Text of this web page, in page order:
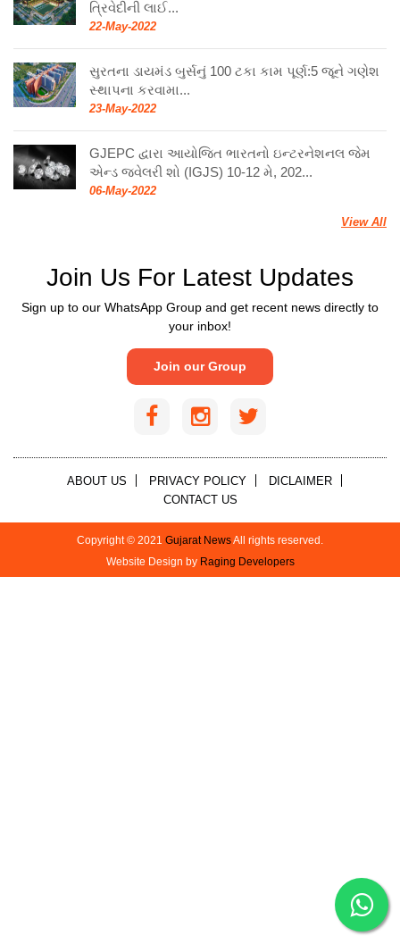
ત્રિવેદીની લાઈ...
22-May-2022
સુરતના ડાયમંડ બુર્સનું 100 ટકા કામ પૂર્ણ:5 જૂને ગણેશ
સ્થાપના કરવામા...
23-May-2022
GJEPC દ્વારા આયોજિત ભારતનો ઇન્ટરનેશનલ જેમ
એન્ડ જ્વેલરી શો (IGJS) 10-12 મે, 202...
06-May-2022
View All
Join Us For Latest Updates
Sign up to our WhatsApp Group and get recent news directly to
your inbox!
Join our Group
ABOUT US PRIVACY POLICY
DICLAIMER
CONTACT US
Copyright © 2021 Gujarat NewsAll rights reserved.
Website Design by Raging Developers